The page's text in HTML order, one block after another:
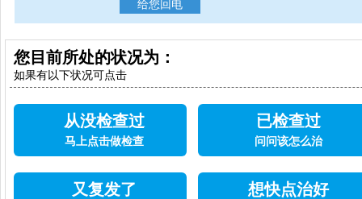
您目前所处的状况为：
如果有以下状况可点击
从没检查过
马上点击做检查
已检查过
问问该怎么治
又复发了 想快点治好